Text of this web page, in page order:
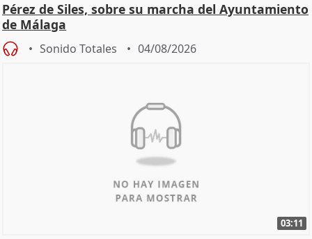
Pérez de Siles, sobre su marcha del Ayuntamiento
de Málaga
Sonido Totales 04/08/2026
03:11